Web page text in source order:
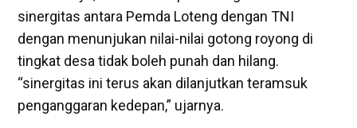
sinergitas antara Pemda Loteng dengan TNI
dengan menunjukan nilai-nilai gotong royong di
tingkat desa tidak boleh punah dan hilang.
“sinergitas ini terus akan dilanjutkan teramsuk
penganggaran kedepan,” ujarnya.